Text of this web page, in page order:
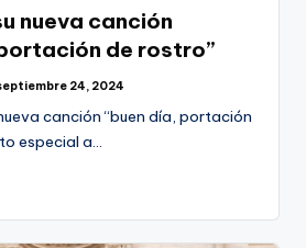
nueva canción
de rostro”
24, 2024
canción “buen día, portación
especial a…